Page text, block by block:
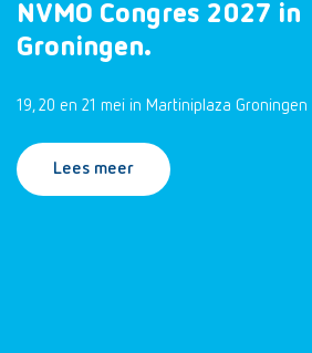
NVMO Congres 2027 in
Groningen.
19, 20 en 21 mei in Martiniplaza Groningen
Lees meer